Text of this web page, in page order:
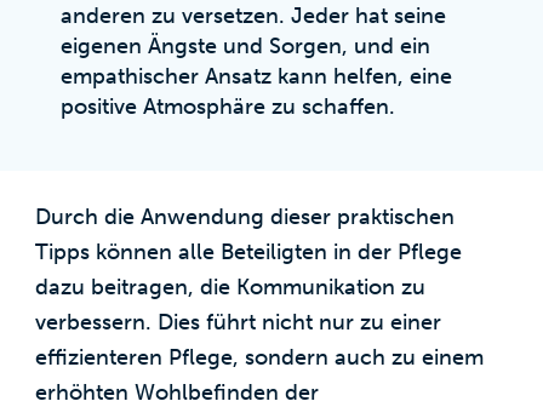
anderen zu versetzen. Jeder hat seine
eigenen Ängste und Sorgen, und ein
empathischer Ansatz kann helfen, eine
positive Atmosphäre zu schaffen.
Durch die Anwendung dieser praktischen
Tipps können alle Beteiligten in der Pflege
dazu beitragen, die Kommunikation zu
verbessern. Dies führt nicht nur zu einer
effizienteren Pflege, sondern auch zu einem
erhöhten Wohlbefinden der